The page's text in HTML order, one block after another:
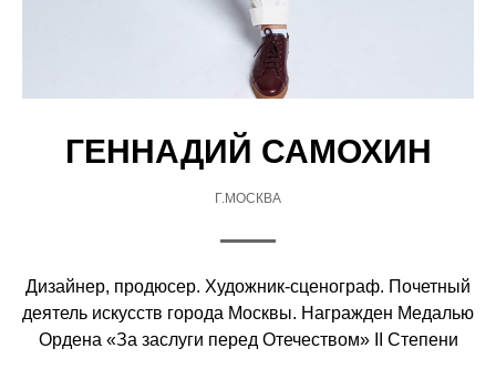
ГЕННАДИЙ САМОХИН
Г.МОСКВА
Дизайнер, продюсер. Художник-сценограф. Почетный
деятель искусств города Москвы. Награжден Медалью
Ордена «За заслуги перед Отечеством» II Степени